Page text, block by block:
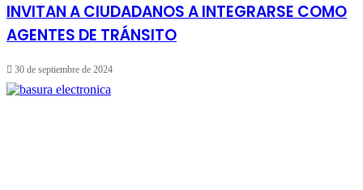
INVITAN A CIUDADANOS A INTEGRARSE COMO
AGENTES DE TRÁNSITO
30 de septiembre de 2024